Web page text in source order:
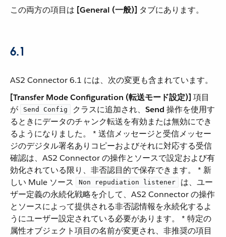
この両方の項目は ​ [General (一般)] ​ タブにあります。
6.1
AS2 Connector 6.1 には、次の変更も含まれています。
[Transfer Mode Configuration (転送モード設定)] ​ 項目
が ​
Send Config ​ クラスに追加され、​ Send ​ 操作を使用す
るときにデータのチャンク転送を有効または無効にでき
るようになりました。 * 送信メッセージと受信メッセー
ジのデジタル署名ありコピーおよびそれに対応する受信
確認は、AS2 Connector の操作とソースで設定および有
効化されている限り、非否認目的で保存できます。 * 新
しい Mule ソース ​
Non repudiation listener
​ は、ユー
ザー定義の永続化戦略を介して、AS2 Connector の操作
とソースによって提供される非否認情報を永続化するよ
うにユーザー設定されている必要があります。 * 特定の
属性オブジェクト項目の名前が変更され、非推奨の項目